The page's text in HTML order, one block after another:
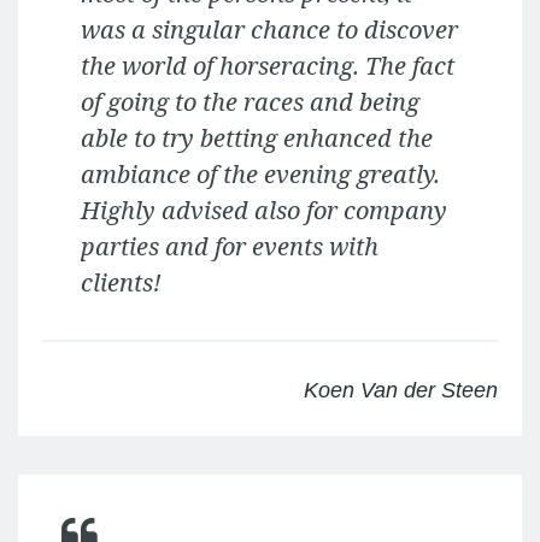
was a singular chance to discover
the world of horseracing. The fact
of going to the races and being
able to try betting enhanced the
ambiance of the evening greatly.
Highly advised also for company
parties and for events with
clients!
Koen Van der Steen